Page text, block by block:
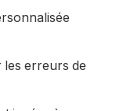
les erreurs de